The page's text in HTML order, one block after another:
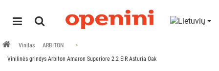
Vinilas
ARBITON
Vinilinės grindys Arbiton Amaron Superiore 2.2 EIR Asturia Oak